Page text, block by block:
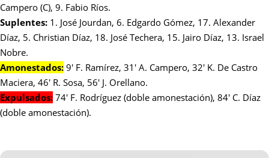
Campero (C), 9. Fabio Ríos.
Suplentes: 1. José Jourdan, 6. Edgardo Gómez, 17. Alexander
Díaz, 5. Christian Díaz, 18. José Techera, 15. Jairo Díaz, 13. Israel
Nobre.
Amonestados: 9' F. Ramírez, 31' A. Campero, 32' K. De Castro
Maciera, 46' R. Sosa, 56' J. Orellano.
Expulsados: 74' F. Rodríguez (doble amonestación), 84' C. Díaz
(doble amonestación).